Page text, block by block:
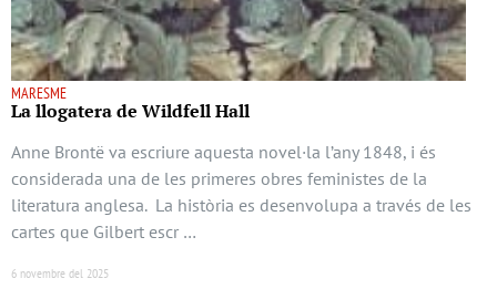
MARESME
La llogatera de Wildfell Hall
Anne Brontë va escriure aquesta novel·la l’any 1848, i és
considerada una de les primeres obres feministes de la
literatura anglesa. La història es desenvolupa a través de les
cartes que Gilbert escr …
6 novembre del 2025